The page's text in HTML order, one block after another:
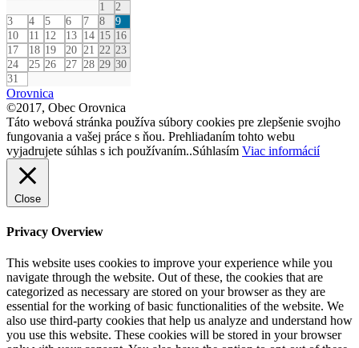
1
2
3
4 5 6 7 8
9
10
11 12 13 14 15 16
17
18 19 20 21 22 23
24
25 26 27 28 29 30
31
Orovnica
©2017, Obec Orovnica
Táto webová stránka používa súbory cookies pre zlepšenie svojho
fungovania a vašej práce s ňou. Prehliadaním tohto webu
vyjadrujete súhlas s ich používaním..Súhlasím Viac informácií
Close
Privacy Overview
This website uses cookies to improve your experience while you
navigate through the website. Out of these, the cookies that are
categorized as necessary are stored on your browser as they are
essential for the working of basic functionalities of the website. We
also use third-party cookies that help us analyze and understand how
you use this website. These cookies will be stored in your browser